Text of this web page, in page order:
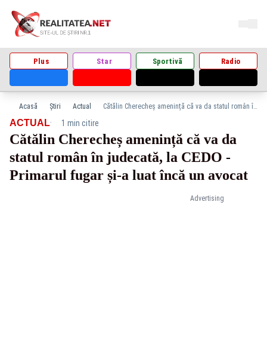
Plus Star Sportivă Radio
Acasă Știri Actual Cătălin Cherecheș amenință că va da statul român în judecată, la CEDO - Primarul fugar și-a luat încă un avocat
Advertising
ACTUAL· 1 min citire
Cătălin Cherecheș amenință că va da
statul român în judecată, la CEDO -
Primarul fugar și-a luat încă un avocat